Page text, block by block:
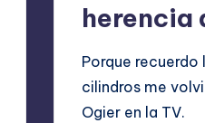
herencia
Porque recuerdo
cilindros me
Ogier en la TV.